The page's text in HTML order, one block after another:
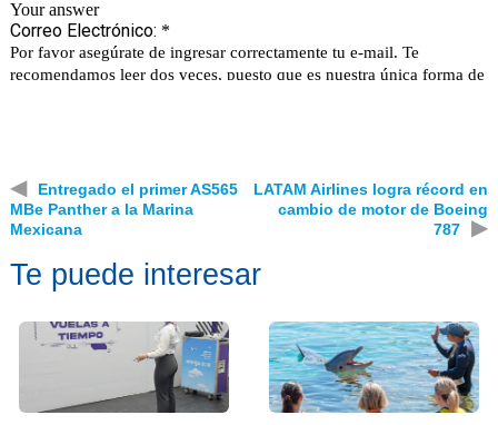
◀
Entregado el primer AS565
MBe Panther a la Marina
Mexicana
LATAM Airlines logra récord en
cambio de motor de Boeing
787
▶
Te puede interesar